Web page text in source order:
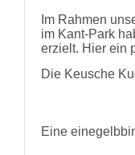
Gefährdung
Literatur
Gärtnern
Im Rahmen
im Kant-Park
erzielt. Hier ein
Die Keusche
Eine